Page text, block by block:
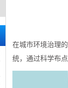
在城市环境治理
统，通过科学布